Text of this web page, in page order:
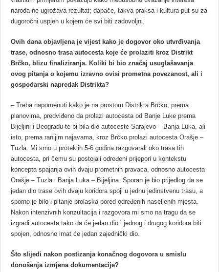
naroda ne ugrožava rezultat; dapače, takva praksa i kultura put su za
dugoročni uspjeh u kojem će svi biti zadovoljni.
Ovih dana objavljena je vijest kako je dogovor oko utvrđivanja
trase, odnosno trasa autocesta koje će prolaziti kroz Distrikt
Brčko, blizu finaliziranja. Koliki bi bio značaj usuglašavanja
ovog pitanja o kojemu izravno ovisi prometna povezanost, ali i
gospodarski napredak Distrikta?
– Treba napomenuti kako je na prostoru Distrikta Brčko, prema
planovima, predviđeno da prolazi autocesta od Banje Luke prema
Bijeljini i Beogradu te bi bila dio autoceste Sarajevo – Banja Luka, ali
isto, prema ranijim najavama, kroz Brčko prolazi autocesta Orašje –
Tuzla. Mi smo u proteklih 5-6 godina razgovarali oko trasa tih
autocesta, pri čemu su postojali određeni prijepori u kontekstu
koncepta spajanja ovih dvaju prometnih pravaca, odnosno autocesta
Orašje – Tuzla i Banja Luka – Bijeljina. Sporan je bio prijedlog da se
jedan dio trase ovih dvaju koridora spoji u jednu jedinstvenu trasu, a
sporno je bilo i pitanje prolaska pored određenih naseljenih mjesta.
Nakon intenzivnih konzultacija i razgovora mi smo na tragu da se
izgradi autocesta tako da će jedan dio i jednog i drugog koridora biti
spojen, odnosno imat će jedan zajednički dio.
Što slijedi nakon postizanja konačnog dogovora u smislu
donošenja izmjena dokumentacije?